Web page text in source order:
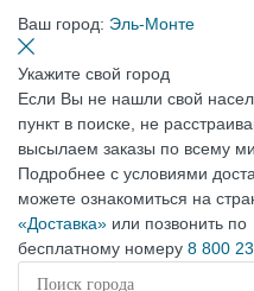
Ваш город: Эль-Монте
Укажите свой город
Если Вы не нашли свой
пункт в поиске, не
высылаем заказы по всему
Подробнее с условиями
можете ознакомиться на
«Доставка» или позвонить по
бесплатному номеру 8 800